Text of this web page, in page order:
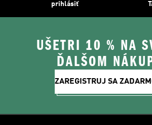
prihlásiť
UŠETRI 10 % NA
ĎALŠOM
ZAREGISTRUJ SA